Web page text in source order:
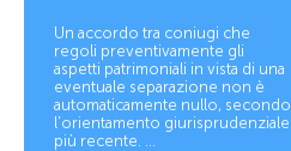
Un accordo tra coniugi che
regoli preventivamente gli
aspetti patrimoniali in vista di una
eventuale separazione non è
automaticamente nullo, secondo
l’orientamento giurisprudenziale
più recente. ...